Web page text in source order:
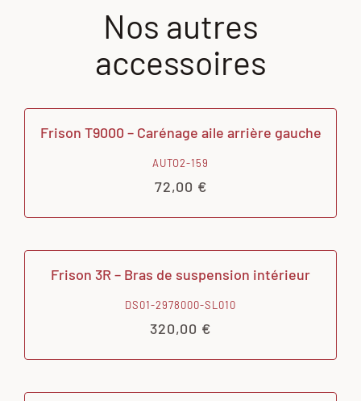
Nos autres
accessoires
Frison T9000 – Carénage aile arrière gauche
AUTO2-159
72,00 €
Frison 3R – Bras de suspension intérieur
DS01-2978000-SL010
320,00 €